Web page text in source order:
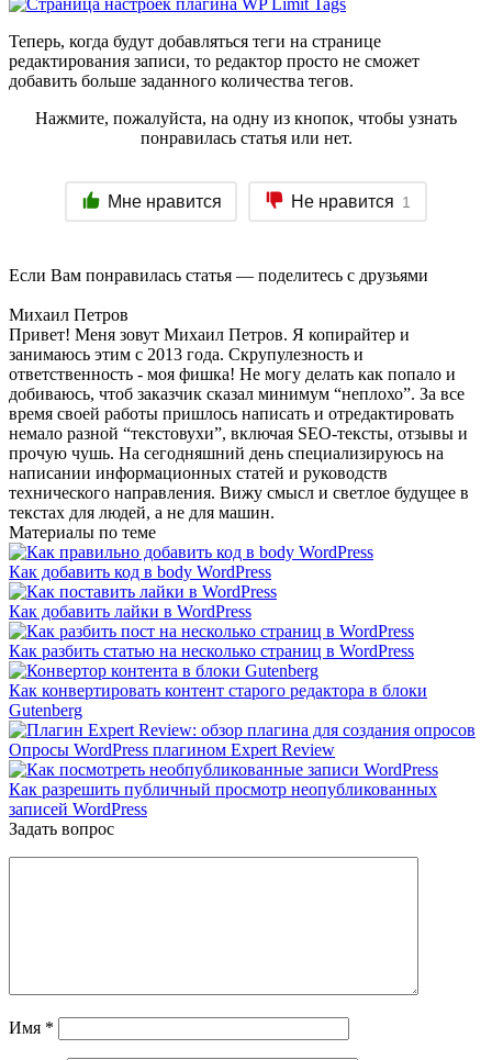
Теперь, когда будут добавляться теги на странице
редактирования записи, то редактор просто не сможет
добавить больше заданного количества тегов.
Нажмите, пожалуйста, на одну из кнопок, чтобы узнать
понравилась статья или нет.
Мне нравится Не нравится 1
Если Вам понравилась статья — поделитесь с друзьями
Михаил Петров
Привет! Меня зовут Михаил Петров. Я копирайтер и
занимаюсь этим с 2013 года. Скрупулезность и
ответственность - моя фишка! Не могу делать как попало и
добиваюсь, чтоб заказчик сказал минимум “неплохо”. За все
время своей работы пришлось написать и отредактировать
немало разной “текстовухи”, включая SEO-тексты, отзывы и
прочую чушь. На сегодняшний день специализируюсь на
написании информационных статей и руководств
технического направления. Вижу смысл и светлое будущее в
текстах для людей, а не для машин.
Материалы по теме
Как добавить код в body WordPress
Как добавить лайки в WordPress
Как разбить статью на несколько страниц в WordPress
Как конвертировать контент старого редактора в блоки
Gutenberg
Опросы WordPress плагином Expert Review
Как разрешить публичный просмотр неопубликованных
записей WordPress
Задать вопрос
Имя *